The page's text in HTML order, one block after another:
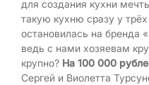
для создания кухни
такую кухню сразу у
остановилась на бренда
ведь с нами хозяевам
крупно? На 100 000
Сергей и Виолетта